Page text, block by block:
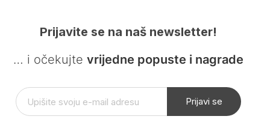
Prijavite se na naš newsletter!
… i očekujte vrijedne popuste i nagrade
Prijavi se